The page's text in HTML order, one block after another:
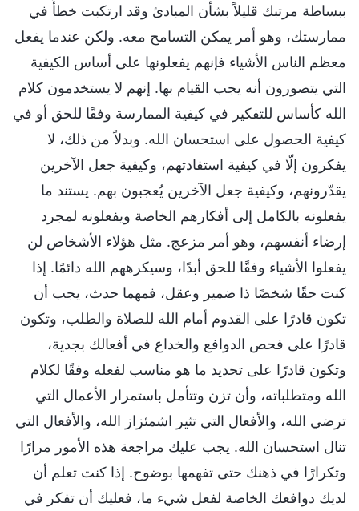
ببساطة مرتبك قليلاً بشأن المبادئ وقد ارتكبت خطأً في
ممارستك، وهو أمر يمكن التسامح معه. ولكن عندما يفعل
معظم الناس الأشياء فإنهم يفعلونها على أساس الكيفية
التي يتصورون أنه يجب القيام بها. إنهم لا يستخدمون كلام
الله كأساس للتفكير في كيفية الممارسة وفقًا للحق أو في
كيفية الحصول على استحسان الله. وبدلاً من ذلك، لا
يفكرون إلّا في كيفية استفادتهم، وكيفية جعل الآخرين
يقدّرونهم، وكيفية جعل الآخرين يُعجبون بهم. يستند ما
يفعلونه بالكامل إلى أفكارهم الخاصة ويفعلونه لمجرد
إرضاء أنفسهم، وهو أمر مزعج. مثل هؤلاء الأشخاص لن
يفعلوا الأشياء وفقًا للحق أبدًا، وسيكرههم الله دائمًا. إذا
كنت حقًا شخصًا ذا ضمير وعقل، فمهما حدث، يجب أن
تكون قادرًا على القدوم أمام الله للصلاة والطلب، وتكون
قادرًا على فحص الدوافع والخداع في أفعالك بجدية،
وتكون قادرًا على تحديد ما هو مناسب لفعله وفقًا لكلام
الله ومتطلباته، وأن تزن وتتأمل باستمرار الأعمال التي
ترضي الله، والأفعال التي تثير اشمئزاز الله، والأفعال التي
تنال استحسان الله. يجب عليك مراجعة هذه الأمور مرارًا
وتكرارًا في ذهنك حتى تفهمها بوضوح. إذا كنت تعلم أن
لديك دوافعك الخاصة لفعل شيء ما، فعليك أن تفكر في